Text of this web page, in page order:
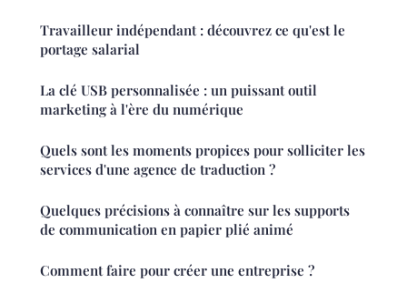
Travailleur indépendant : découvrez ce qu'est le
portage salarial
La clé USB personnalisée : un puissant outil
marketing à l'ère du numérique
Quels sont les moments propices pour solliciter les
services d'une agence de traduction ?
Quelques précisions à connaître sur les supports
de communication en papier plié animé
Comment faire pour créer une entreprise ?